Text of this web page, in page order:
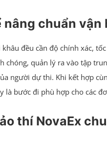
chuẩn vận
đều cần độ chính xác,
chóng, quản lý ra vào tập
người dự thi. Khi kết hợp
là bước đi phù hợp cho các
thí NovaEx